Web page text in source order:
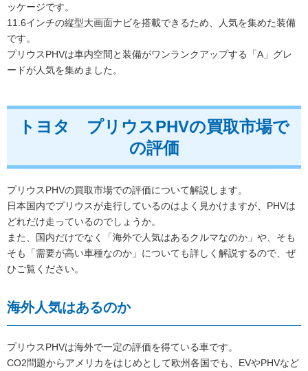
ッケージです。
11.6インチの縦型大画面ナビを搭載できるため、人気を集めた装備
です。
プリウスPHVは車内空間と装備がワンランクアップする「A」グレ
ードが人気を集めました。
トヨタ プリウスPHVの買取市場で
の評価
プリウスPHVの買取市場での評価について解説します。
日本国内でプリウスが走行しているのはよく見かけますが、PHVは
どれだけ走っているのでしょうか。
また、国内だけでなく「海外で人気はあるクルマなのか」や、そも
そも「需要が高い車種なのか」についても詳しく解説するので、ぜ
ひご覧ください。
海外人気はあるのか
プリウスPHVは海外で一定の評価を得ている車です。
CO2問題からアメリカをはじめとして欧州各国でも、EVやPHVなど